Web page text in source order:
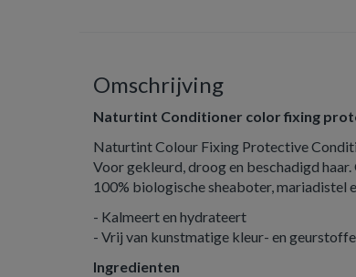
Omschrijving
Naturtint Conditioner color fixing
Naturtint Colour Fixing Protective
Voor gekleurd, droog en beschadigd
100% biologische sheaboter, mariadistel
- Kalmeert en hydrateert
- Vrij van kunstmatige kleur- en
Ingredienten